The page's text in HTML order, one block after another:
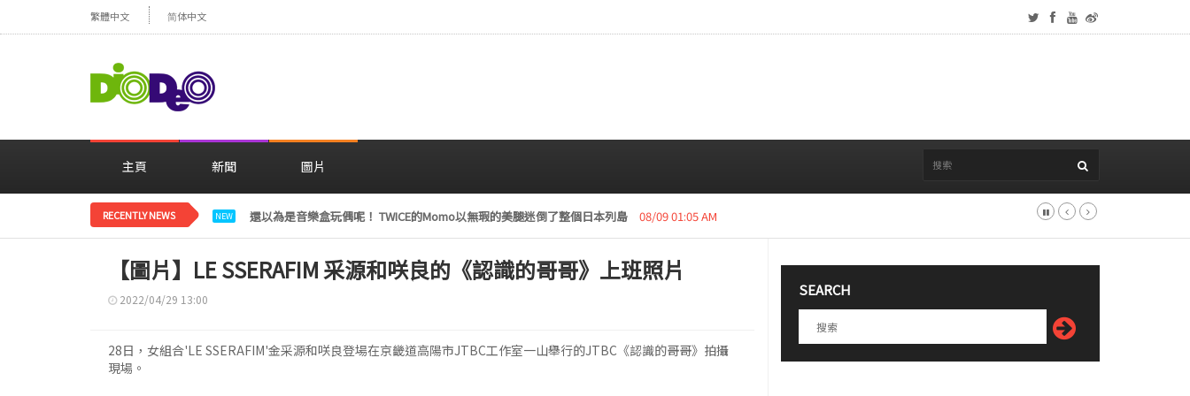
繁體中文 简体中文
主頁 新聞 圖片
RECENTLY NEWS NEW LE SSERAFIM金彩元恢復活動“下周開始安排日程” 08/08 01:05 AM
【圖片】LE SSERAFIM 采源和咲良的《認識的哥哥》上班照片
2022/04/29 13:00
28日，女組合'LE SSERAFIM'金采源和咲良登場在京畿道高陽市JTBC工作室一山舉行的JTBC《認識的哥哥》拍攝
現場。
SEARCH